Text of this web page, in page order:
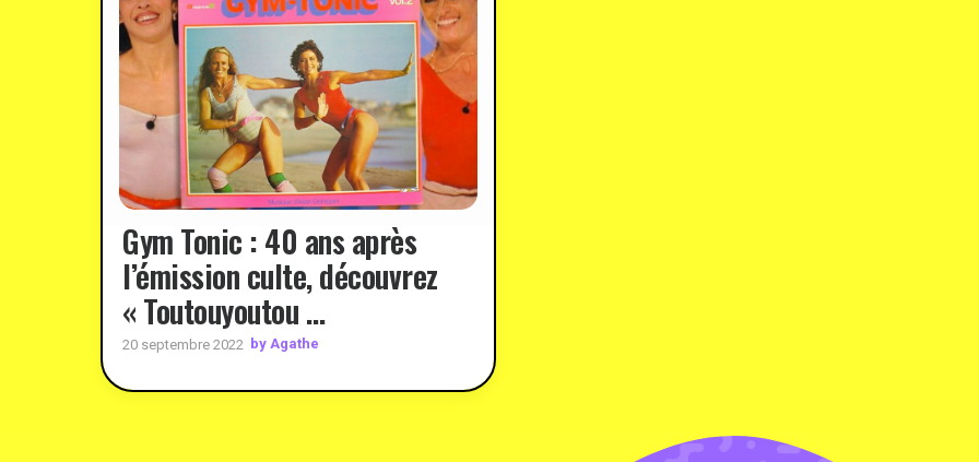
Gym Tonic : 40 ans après
l’émission culte, découvrez
« Toutouyoutou …
20 septembre 2022 by Agathe